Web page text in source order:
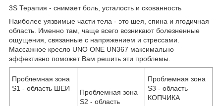
3S Терапия - снимает боль, усталость и скованность
Наиболее уязвимые части тела - это шея, спина и ягодичная
область. Именно там, чаще всего возникают болезненные
ощущения, связанные с напряжением и стрессами.
Массажное кресло UNO ONE UN367 максимально
эффективно поможет Вам решить эти проблемы.
Проблемная зона
S1 - область ШЕИ
Проблемная зона
S2 - область
Проблемная зона
S3 - область
КОПЧИКА